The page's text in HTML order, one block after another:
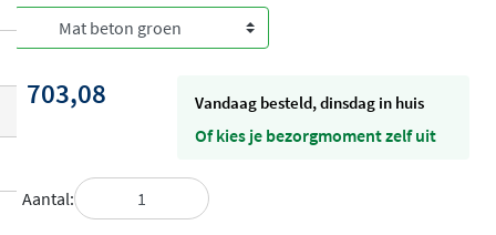
703,08 vandaag besteld, dinsdag in huis
Of kies je bezorgmoment zelf uit
Aantal: